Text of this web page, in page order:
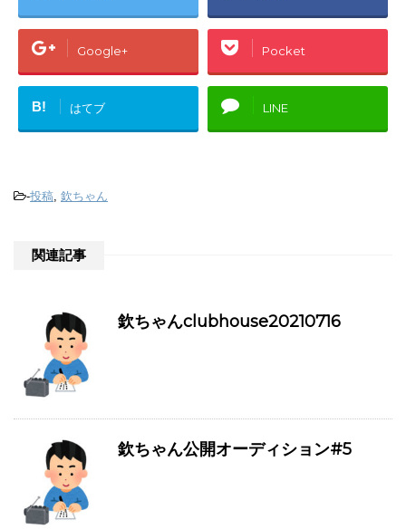
Google+ Pocket
B! はてブ LINE
-投稿, 欽ちゃん
関連記事
欽ちゃんclubhouse20210716
欽ちゃん公開オーディション#5